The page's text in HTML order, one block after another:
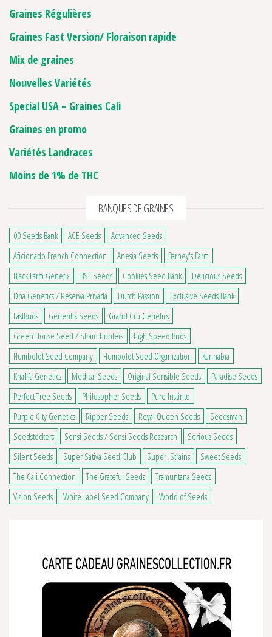
Graines Régulières
Graines Fast Version/ Floraison rapide
Mix de graines
Nouvelles Variétés
Special USA – Graines Cali
Graines en promo
Variétés Landraces
Moins de 1% de THC
BANQUES DE GRAINES
00 Seeds Bank ACE Seeds
Advanced Seeds
Aficionado French Connection
Anesia Seeds
Barney's Farm
Black Farm Genetix
BSF Seeds Cookies Seed Bank
Delicious Seeds
Dna Genetics / Reserva Privada
Dutch Passion
Exclusive Seeds Bank
FastBuds
Genehtik Seeds
Grand Cru Genetics
Green House Seed / Strain Hunters
High Speed Buds
Humboldt Seed Company
Humboldt Seed Organization
Kannabia
Khalifa Genetics
Medical Seeds Original Sensible Seeds
Paradise Seeds
Perfect Tree Seeds
Philosopher Seeds
Pure Instinto
Purple City Genetics
Ripper Seeds Royal Queen Seeds
Seedsman
Seedstockers
Sensi Seeds / Sensi Seeds Research
Serious Seeds
Silent Seeds
Super Sativa Seed Club Super_Strains
Sweet Seeds
The Cali Connection
The Grateful Seeds
Tramuntana Seeds
Vision Seeds
White Label Seed Company World of Seeds